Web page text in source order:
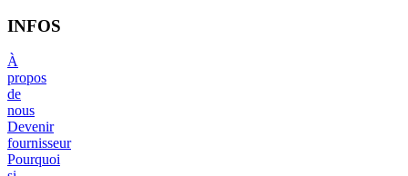
INFOS
À
propos
de
nous
Devenir
fournisseur
Pourquoi